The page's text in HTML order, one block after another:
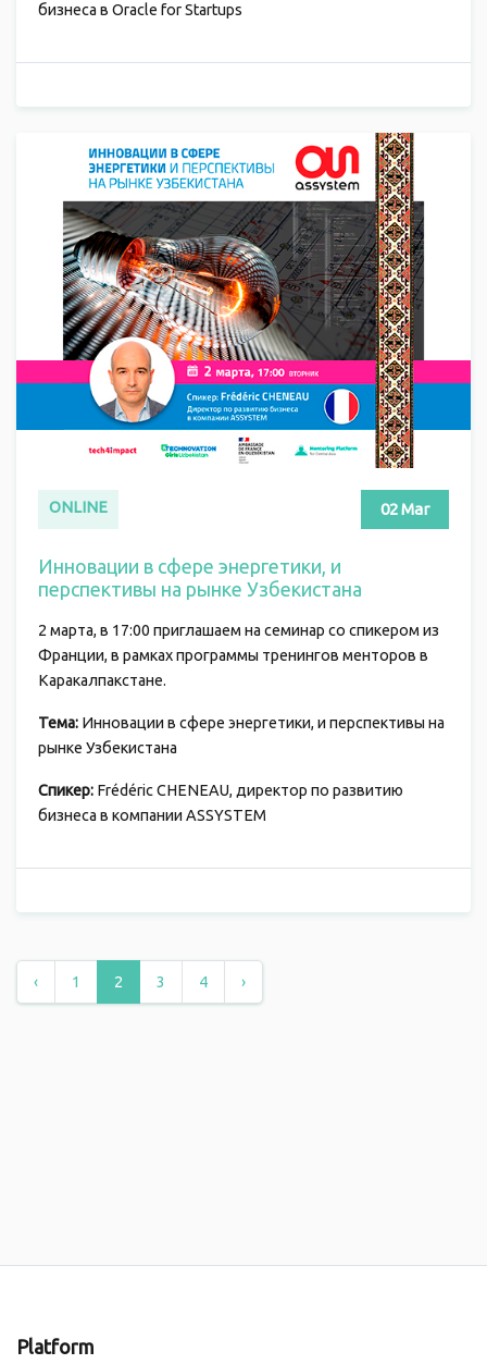
бизнеса в Oracle for Startups
ONLINE 02 Mar
Инновации в сфере энергетики, и
перспективы на рынке Узбекистана
2 марта, в 17:00 приглашаем на семинар со спикером из
Франции, в рамках программы тренингов менторов в
Каракалпакстане.
Тема: Инновации в сфере энергетики, и перспективы на
рынке Узбекистана
Спикер: Frédéric CHENEAU, директор по развитию
бизнеса в компании ASSYSTEM
‹ 1 2 3 4 ›
Platform